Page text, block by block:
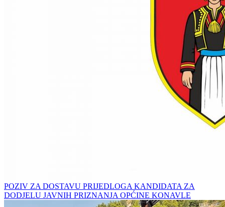
POZIV ZA DOSTAVU PRIJEDLOGA KANDIDATA ZA
DODJELU JAVNIH PRIZNANJA OPĆINE KONAVLE